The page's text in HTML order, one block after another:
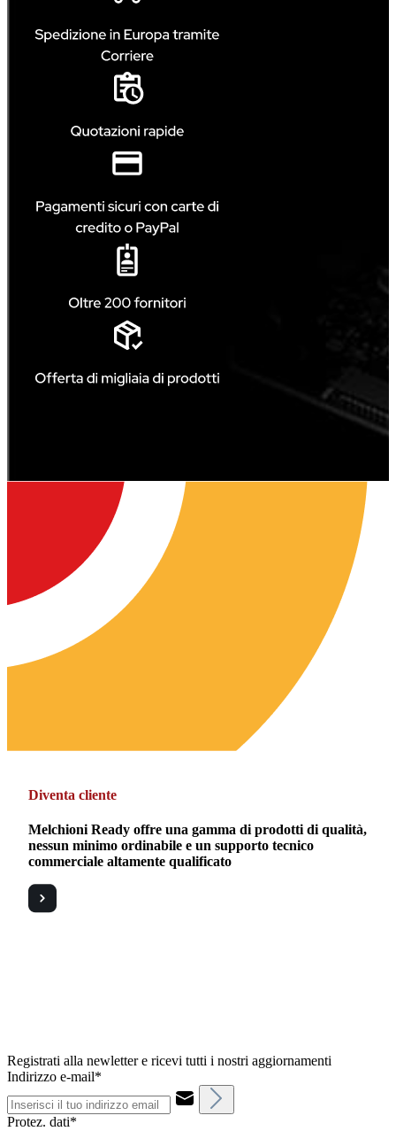
Diventa cliente
Melchioni Ready offre una gamma di prodotti di qualità,
nessun minimo ordinabile e un supporto tecnico
commerciale altamente qualificato
Registrati alla newletter e ricevi tutti i nostri aggiornamenti
Indirizzo e-mail*
Protez. dati*